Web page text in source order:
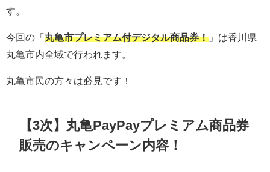
す。
今回の「 丸亀市プレミアム付デジタル商品券！ 」は香川県
丸亀市内全域で行われます。
丸亀市民の方々は必見です！
【3次】丸亀PayPayプレミアム商品券
販売のキャンペーン内容！